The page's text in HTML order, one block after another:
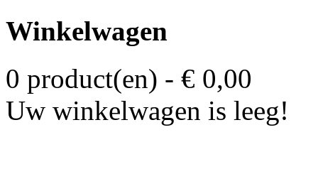
Winkelwagen
0 product(en) - € 0,00
Uw winkelwagen is leeg!